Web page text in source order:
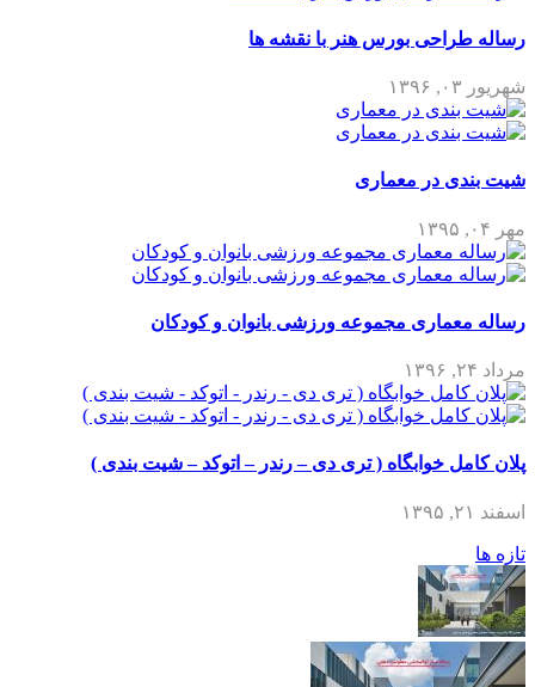
رساله طراحی بورس هنر با نقشه ها
شهریور ۰۳, ۱۳۹۶
شیت بندی در معماری
مهر ۰۴, ۱۳۹۵
رساله معماری مجموعه ورزشی بانوان و کودکان
مرداد ۲۴, ۱۳۹۶
پلان کامل خوابگاه ( تری دی – رندر – اتوکد – شیت بندی )
اسفند ۲۱, ۱۳۹۵
تازه ها